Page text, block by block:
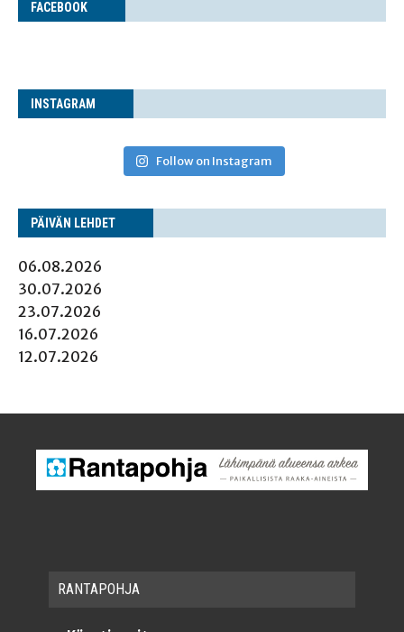
FACE­BOOK
INS­TA­GRAM
Follow on Instagram
PÄI­VÄN LEHDET
06.08.2026
30.07.2026
23.07.2026
16.07.2026
12.07.2026
RAN­TA­POH­JA